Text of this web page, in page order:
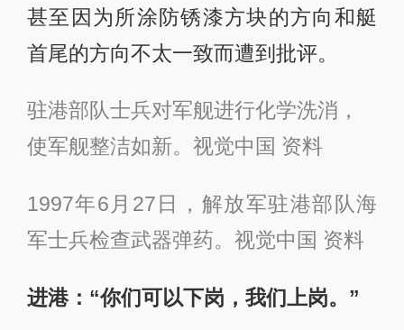
甚至因为所涂防锈漆方块的方向和艇
首尾的方向不太一致而遭到批评。
驻港部队士兵对军舰进行化学洗消，
使军舰整洁如新。视觉中国 资料
1997年6月27日，解放军驻港部队海
军士兵检查武器弹药。视觉中国 资料
进港：“你们可以下岗，我们上岗。”